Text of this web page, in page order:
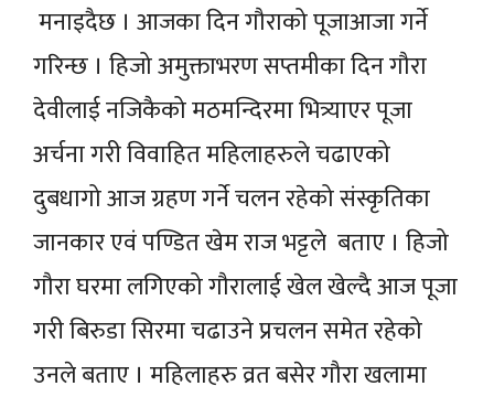
मनाइदैछ । आजका दिन गौराको पूजाआजा गर्ने
गरिन्छ । हिजो अमुक्ताभरण सप्तमीका दिन गौरा
देवीलाई नजिकैको मठमन्दिरमा भित्र्याएर पूजा
अर्चना गरी विवाहित महिलाहरुले चढाएको
दुबधागो आज ग्रहण गर्ने चलन रहेको संस्कृतिका
जानकार एवं पण्डित खेम राज भट्टले बताए । हिजो
गौरा घरमा लगिएको गौरालाई खेल खेल्दै आज पूजा
गरी बिरुडा सिरमा चढाउने प्रचलन समेत रहेको
उनले बताए । महिलाहरु व्रत बसेर गौरा खलामा